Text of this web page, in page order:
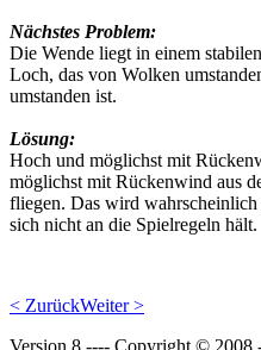
Nächstes Problem:
Die Wende liegt in einem
Loch, das von Wolken
umstanden ist.
Lösung:
Hoch und möglichst mit
möglichst mit Rückenwind aus
fliegen. Das wird
sich nicht an die Spielregeln hält.
< ZurückWeiter >
Version 8 ---- Copyright © 2008